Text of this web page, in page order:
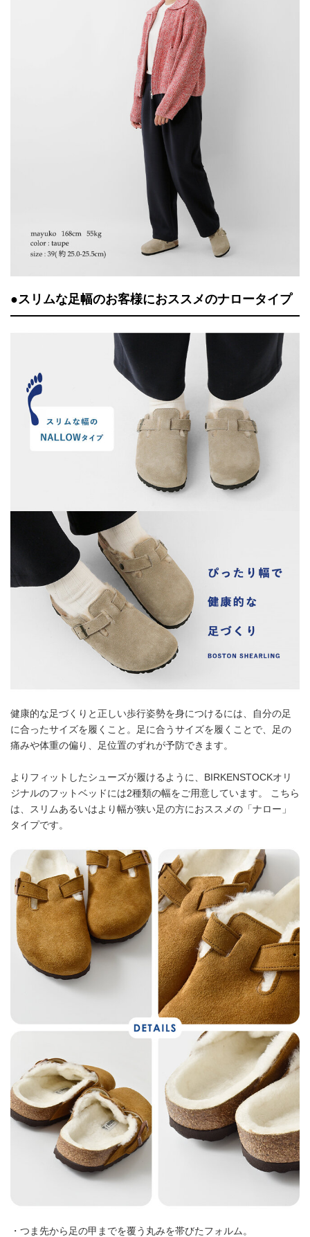
●スリムな足幅のお客様におススメのナロータイプ
健康的な足づくりと正しい歩行姿勢を身につけるには、自分の足
に合ったサイズを履くこと。足に合うサイズを履くことで、足の
痛みや体重の偏り、足位置のずれが予防できます。
よりフィットしたシューズが履けるように、BIRKENSTOCKオリ
ジナルのフットベッドには2種類の幅をご用意しています。 こちら
は、スリムあるいはより幅が狭い足の方におススメの「ナロー」
タイプです。
・つま先から足の甲までを覆う丸みを帯びたフォルム。